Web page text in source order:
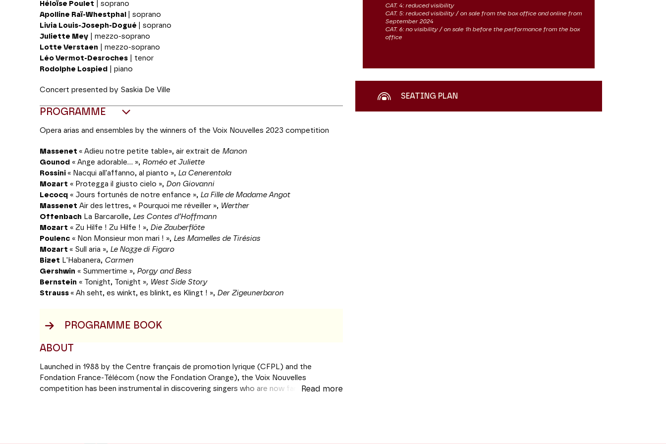
Héloïse Poulet | soprano
Apolline Raï-Whestphal
| soprano
Livia Louis-Joseph-Dogué
| soprano
Juliette Mey | mezzo-soprano
Lotte Verstaen | mezzo-soprano
Léo Vermot-Desroches | tenor
Rodolphe Lospied
| piano
Concert presented by Saskia De Ville
PROGRAMME
Opera arias and ensembles by the winners of the Voix Nouvelles 2023 competition
Massenet « Adieu notre petite table», air extrait de Manon
Gounod « Ange adorable… », Roméo et Juliette
Rossini « Nacqui all'affanno, al pianto », La Cenerentola
Mozart « Protegga il giusto cielo », Don Giovanni
Lecocq « Jours fortunés de notre enfance », La Fille de Madame Angot
Massenet Air des lettres, « Pourquoi me réveiller », Werther
Offenbach La Barcarolle, Les Contes d’Hoffmann
Mozart « Zu Hilfe ! Zu Hilfe ! », Die Zauberflöte
Poulenc « Non Monsieur mon mari ! », Les Mamelles de Tirésias
Mozart « Sull aria », Le Nozze di Figaro
Bizet L'Habanera, Carmen
Gershwin « Summertime », Porgy and Bess
Bernstein « Tonight, Tonight », West Side Story
Strauss « Ah seht, es winkt, es blinkt, es Klingt ! », Der Zigeunerbaron
PROGRAMME BOOK
ABOUT
Launched in 1988 by the Centre français de promotion lyrique (CFPL) and the
Fondation France-Télécom (now the Fondation Orange), the Voix Nouvelles
competition has been instrumental in discovering singers who are now familiar faces
Read more
CAT. 4: reduced visibility
CAT. 5: reduced visibility / on sale from the box office and online from
September 2024
CAT. 6: no visibility / on sale 1h before the performance from the box
office
SEATING PLAN